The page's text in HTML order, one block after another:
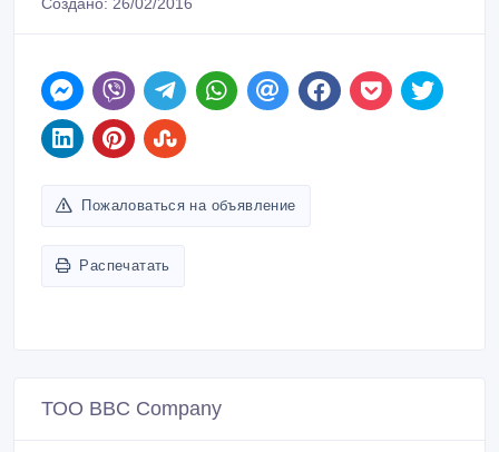
Создано: 26/02/2016
Пожаловаться на объявление
Распечатать
ТОО BBC Company